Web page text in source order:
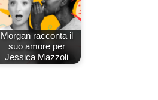
Morgan racconta il
suo amore per
Jessica Mazzoli